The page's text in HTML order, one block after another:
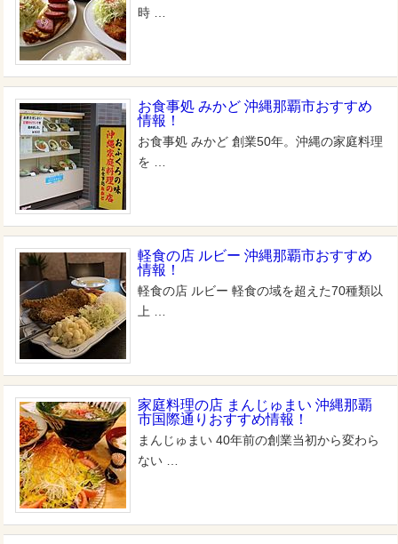
時 …
お食事処 みかど 沖縄那覇市おすすめ
情報！
お食事処 みかど 創業50年。沖縄の家庭料理
を …
軽食の店 ルビー 沖縄那覇市おすすめ
情報！
軽食の店 ルビー 軽食の域を超えた70種類以
上 …
家庭料理の店 まんじゅまい 沖縄那覇
市国際通りおすすめ情報！
まんじゅまい 40年前の創業当初から変わら
ない …